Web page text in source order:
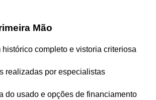
Mão
completo e vistoria criteriosa
realizadas por especialistas
do usado e opções de financiamento